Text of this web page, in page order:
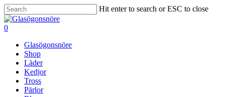
Skip
to
main
Hit enter to search or ESC to close
Close
Search
search
0
Glasögonsnöre
Shop
Läder
Kedjor
Tross
Pärlor